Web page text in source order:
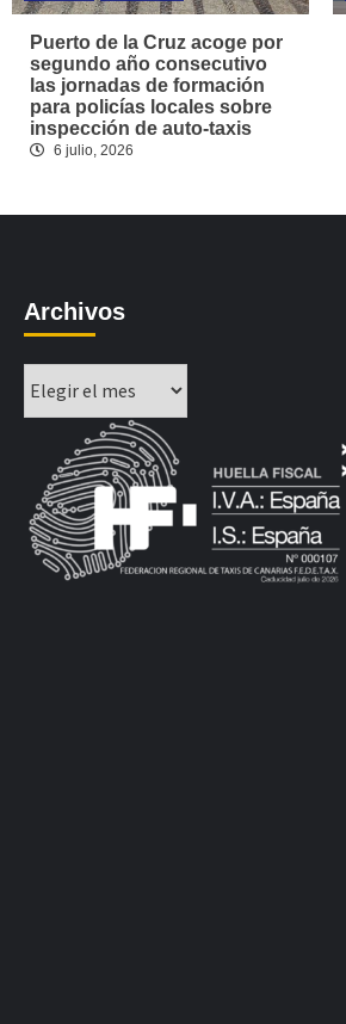
Puerto de la Cruz acoge por
segundo año consecutivo
las jornadas de formación
para policías locales sobre
inspección de auto-taxis
6 julio, 2026
Archivos